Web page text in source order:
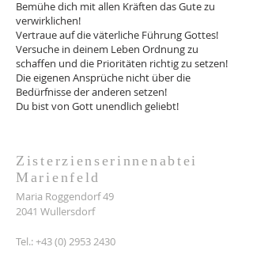
Bemühe dich mit allen Kräften das Gute zu
verwirklichen!
Vertraue auf die väterliche Führung Gottes!
Versuche in deinem Leben Ordnung zu
schaffen und die Prioritäten richtig zu setzen!
Die eigenen Ansprüche nicht über die
Bedürfnisse der anderen setzen!
Du bist von Gott unendlich geliebt!
Zisterzienserinnenabtei
Marienfeld
Maria Roggendorf 49
2041 Wullersdorf
Tel.:+43 (0) 2953 2430